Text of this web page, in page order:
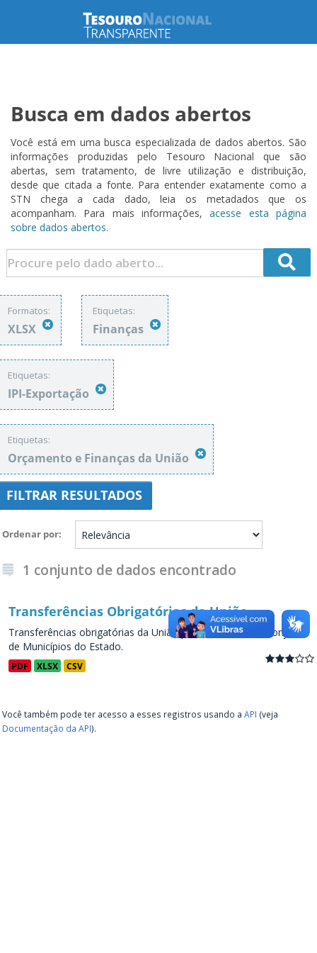
Busca em dados abertos
Você está em uma busca especializada de dados abertos. São
informações produzidas pelo Tesouro Nacional que são
abertas, sem tratamento, de livre utilização e distribuição,
desde que citada a fonte. Para entender exatamente como a
STN chega a cada dado, leia os metadados que os
acompanham. Para mais informações,acesse esta página
sobre dados abertos.
Formatos:
XLSX
Etiquetas:
Finanças
Etiquetas:
IPI-Exportação
Etiquetas:
Orçamento e Finanças da União
FILTRAR RESULTADOS
Ordenar por
1 conjunto de dados encontrado
Transferências Obrigatórias da União
Transferências obrigatórias da União para os Estados e conjunto
de Municípios do Estado.
PDF XLSX CSV
Você também pode ter acesso a esses registros usando a API (veja
Documentação da API).